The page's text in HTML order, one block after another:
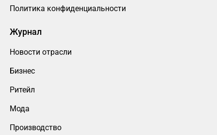
Политика конфиденциальности
Журнал
Новости отрасли
Бизнес
Ритейл
Мода
Производство